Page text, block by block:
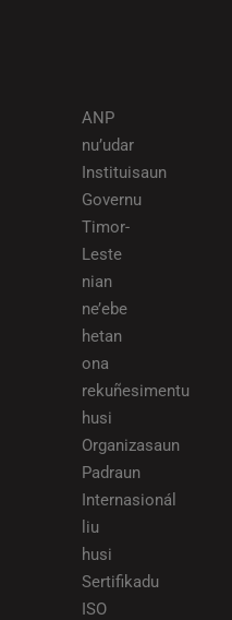
ANP
nu’udar
Instituisaun
Governu
Timor-
Leste
nian
ne’ebe
hetan
ona
rekuñesimentu
husi
Organizasaun
Padraun
Internasionál
liu
husi
Sertifikadu
ISO